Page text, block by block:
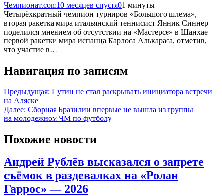
Чемпионат.com10 месяцев спустя01 минуты
Четырёхкратный чемпион турниров «Большого шлема»,
вторая ракетка мира итальянский теннисист Янник Синнер
поделился мнением об отсутствии на «Мастерсе» в Шанхае
первой ракетки мира испанца Карлоса Алькараса, отметив,
что участие в…
Навигация по записям
Предыдущая: Путин не стал раскрывать инициатора встречи
на Аляске
Далее: Сборная Бразилии впервые не вышла из группы
на молодежном ЧМ по футболу
Похожие новости
Андрей Рублёв высказался о запрете
съёмок в раздевалках на «Ролан
Гаррос» — 2026